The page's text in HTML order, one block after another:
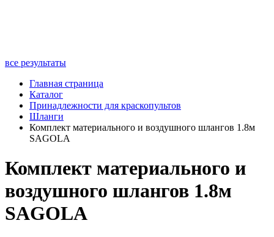
все результаты
Главная страница
Каталог
Принадлежности для краскопультов
Шланги
Комплект материального и воздушного шлангов 1.8м
SAGOLA
Комплект материального и
воздушного шлангов 1.8м
SAGOLA